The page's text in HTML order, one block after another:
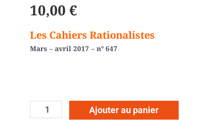
10,00 €
Les Cahiers Rationalistes
Mars – avril 2017 – n° 647
Ajouter au panier